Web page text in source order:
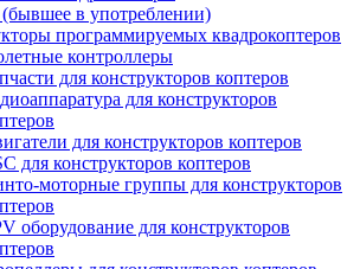
(бывшее в употреблении)
программируемых квадрокоптеров
контроллеры
для конструкторов коптеров
для конструкторов
для конструкторов коптеров
для конструкторов коптеров
моторные группы для конструкторов
оборудование для конструкторов